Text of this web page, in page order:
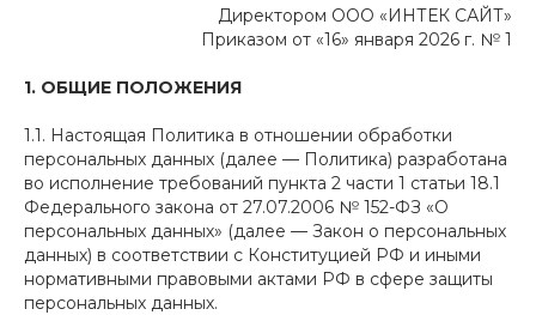
Директором ООО «ИНТЕК САЙТ»
Приказом от «16» января 2026 г. № 1
1. ОБЩИЕ ПОЛОЖЕНИЯ
1.1. Настоящая Политика в отношении обработки
персональных данных (далее — Политика) разработана
во исполнение требований пункта 2 части 1 статьи 18.1
Федерального закона от 27.07.2006 № 152-ФЗ «О
персональных данных» (далее — Закон о персональных
данных) в соответствии с Конституцией РФ и иными
нормативными правовыми актами РФ в сфере защиты
персональных данных.